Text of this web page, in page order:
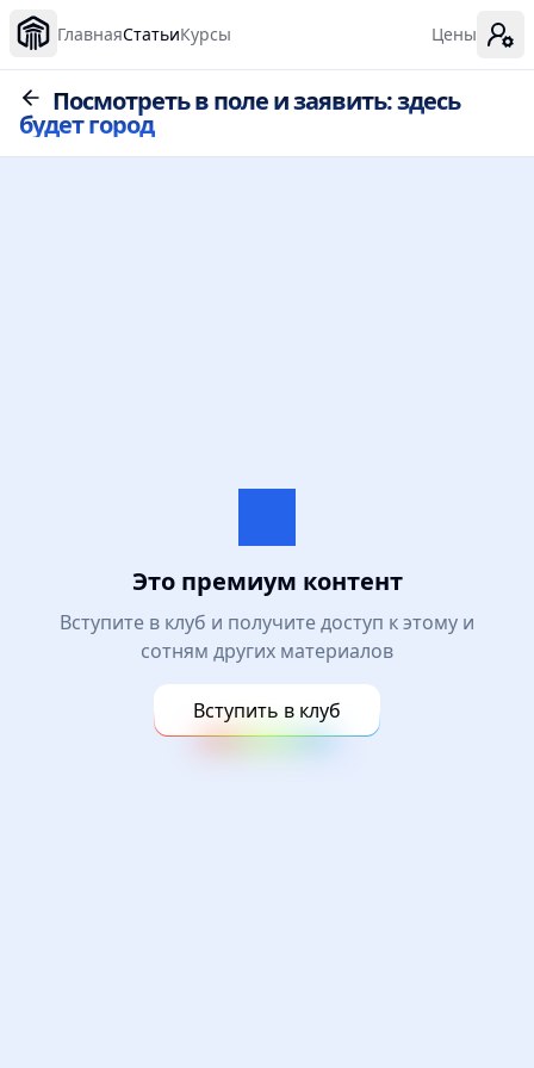
ГлавнаяСтатьиКурсы Цены
Посмотреть в поле и заявить: здесь
будет город
Это премиум контент
Вступите в клуб и получите доступ к этому и
сотням других материалов
Вступить в клуб